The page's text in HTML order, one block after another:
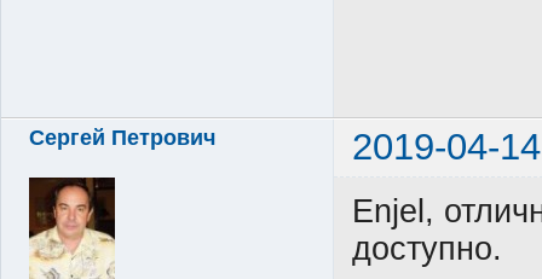
Сергей Петрович 2019-04-
Enjel,
доступно.